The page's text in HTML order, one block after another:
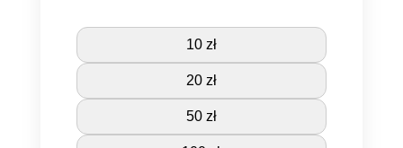
10 zł
20 zł
50 zł